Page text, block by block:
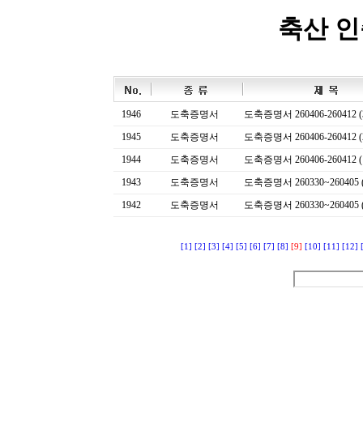
축산
1946 도축증명서
도축증명서 260406-260412
1945
도축증명서
도축증명서 260406-260412
1944
도축증명서
도축증명서 260406-260412
1943
도축증명서
도축증명서 260330~260405
1942
도축증명서 도축증명서 260330~260405
[1] [2] [3] [4] [5] [6] [7] [8] [9] [10] [11] [12]